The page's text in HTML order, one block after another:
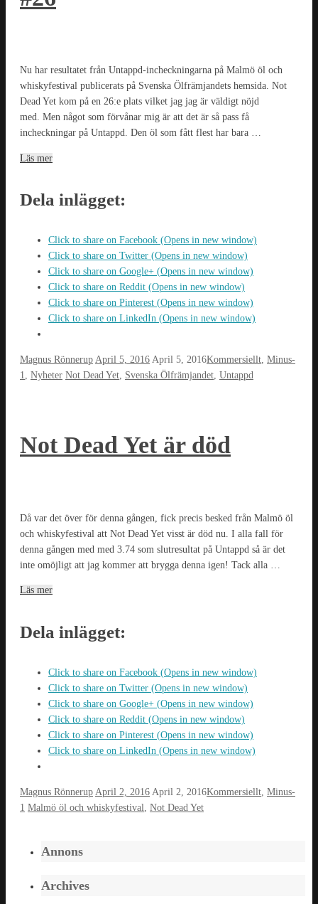
Nu har resultatet från Untappd-incheckningarna på Malmö öl och
whiskyfestival publicerats på Svenska Ölfrämjandets hemsida. Not
Dead Yet kom på en 26:e plats vilket jag jag är väldigt nöjd
med. Men något som förvånar mig är att det är så pass få
incheckningar på Untappd. Den öl som fått flest har bara …
Läs mer
Dela inlägget:
Click to share on Facebook (Opens in new window)
Click to share on Twitter (Opens in new window)
Click to share on Google+ (Opens in new window)
Click to share on Reddit (Opens in new window)
Click to share on Pinterest (Opens in new window)
Click to share on LinkedIn (Opens in new window)
Magnus Rönnerup April 5, 2016 April 5, 2016Kommersiellt Minus-
1
Nyheter Not Dead Yet Svenska Ölfrämjandet Untappd
Not Dead Yet är död
Då var det över för denna gången, fick precis besked från Malmö öl
och whiskyfestival att Not Dead Yet visst är död nu. I alla fall för
denna gången med med 3.74 som slutresultat på Untappd så är det
inte omöjligt att jag kommer att brygga denna igen! Tack alla …
Läs mer
Dela inlägget:
Click to share on Facebook (Opens in new window)
Click to share on Twitter (Opens in new window)
Click to share on Google+ (Opens in new window)
Click to share on Reddit (Opens in new window)
Click to share on Pinterest (Opens in new window)
Click to share on LinkedIn (Opens in new window)
Magnus Rönnerup April 2, 2016 April 2, 2016Kommersiellt Minus-
1 Malmö öl och whiskyfestival Not Dead Yet
Annons
Archives